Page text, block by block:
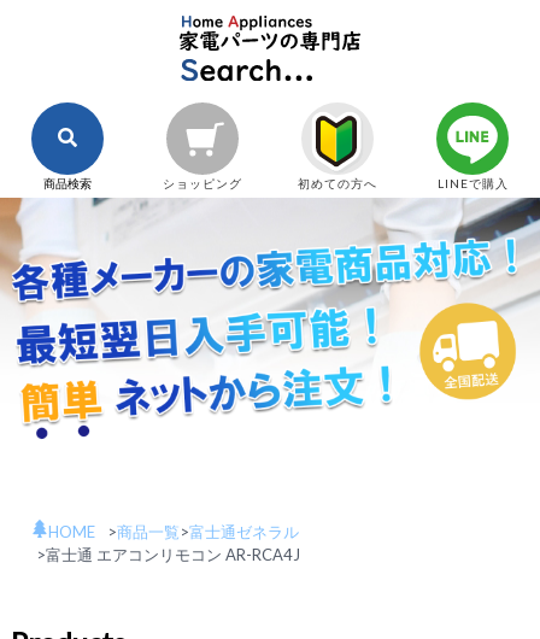
商品検索 ショッピング 初めての方へ LINEで購入
HOME >商品一覧>富士通ゼネラル
>富士通 エアコンリモコン AR-RCA4J